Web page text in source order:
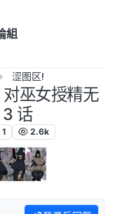
組
涩图区!
巫女授精无
话
1 2.6k